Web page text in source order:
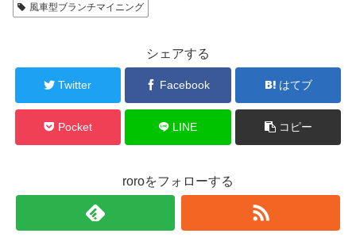
風車型ブランチマイニング
シェアする
Twitter Facebook はてブ
Pocket LINE コピー
roroをフォローする